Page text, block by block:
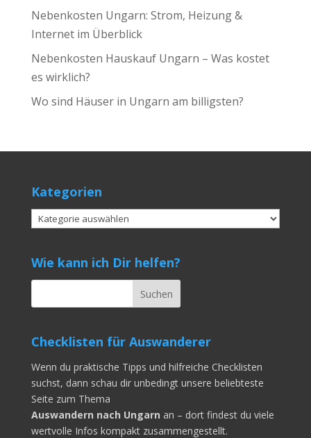
Nebenkosten Ungarn: Strom, Heizung &
Internet im Überblick
Nebenkosten Hauskauf Ungarn – Was kostet
es wirklich?
Wo sind Häuser in Ungarn am billigsten?
Kategorien
Kategorien
Wie kann ich Dir helfen?
Checklisten für Auswanderer
Wenn du praktische Tipps und hilfreiche Checklisten
suchst, dann schau dir unbedingt unsere beliebteste
Seite zum Thema
Auswandern nach Ungarn an – dort findest du viele
wertvolle Infos kompakt zusammengestellt.